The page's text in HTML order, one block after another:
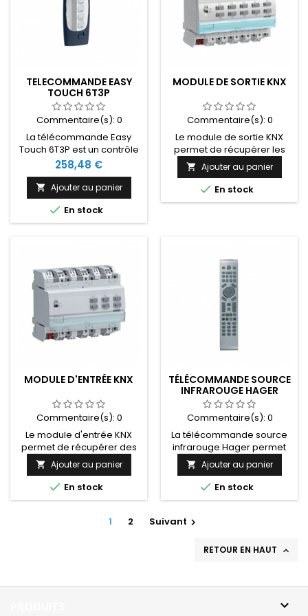
TELECOMMANDE EASY
TOUCH 6T3P
Commentaire(s): 0
La télécommande Easy
Touch 6T3P est un contrôle
d'environnement
domotique qui permet à
une personne en situation
de handicap de piloter son
lieu de vie en autonomie en
utilisant 6 touches et 3
Prix
258,48 €
 Ajouter au panier
 En stock
MODULE DE SORTIE KNX
Commentaire(s): 0
Le module de sortie KNX
permet de récupérer les
commandes que vous
avez besoin de piloter via
une télécommande
handicap, une tablette, un
 Ajouter au panier
 En stock
MODULE D'ENTRÉE KNX
Commentaire(s): 0
Le module d'entrée KNX
permet de récupérer des
commandes déjà
existantes, utilisées pour
piloter via une
télécommande handicap,
assistant vocal... Existe en
 Ajouter au panier
 En stock
TÉLÉCOMMANDE SOURCE
INFRAROUGE HAGER
Commentaire(s): 0
La télécommande source
infrarouge Hager permet
de recopier les codes de
l'installation domotique KNX
sur un contrôle
d'environnement handicap
Connect, Control Prog,
Control Pro, GridPad, Tobii I
RC28, Senior Pilot...). Photo
 Ajouter au panier
 En stock
1 2 Suivant 
RETOUR EN HAUT 
